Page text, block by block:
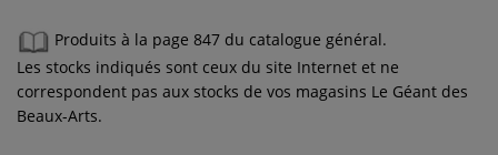
Produits à la page 847 du catalogue général.
Les stocks indiqués sont ceux du site Internet et ne
correspondent pas aux stocks de vos magasins Le Géant des
Beaux-Arts.